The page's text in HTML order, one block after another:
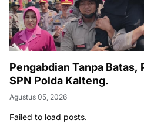
Pengabdian Tanpa Batas,
SPN Polda Kalteng.
Agustus 05, 2026
Failed to load posts.